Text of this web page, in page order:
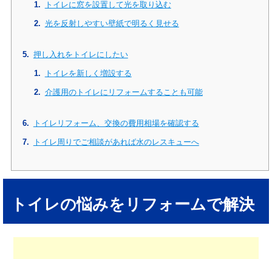
トイレに窓を設置して光を取り込む
光を反射しやすい壁紙で明るく見せる
押し入れをトイレにしたい
トイレを新しく増設する
介護用のトイレにリフォームすることも可能
トイレリフォーム、交換の費用相場を確認する
トイレ周りでご相談があれば水のレスキューへ
トイレの悩みをリフォームで解決